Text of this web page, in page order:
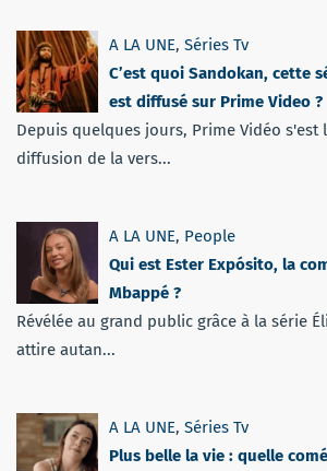
A LA UNE, Séries Tv
C’est quoi Sandokan, cette
est diffusé sur Prime Video ?
Depuis quelques jours, Prime Vidéo s'est
diffusion de la vers...
A LA UNE, People
Qui est Ester Expósito, la
Mbappé ?
Révélée au grand public grâce à la série
attire autan...
A LA UNE, Séries Tv
Plus belle la vie : quelle